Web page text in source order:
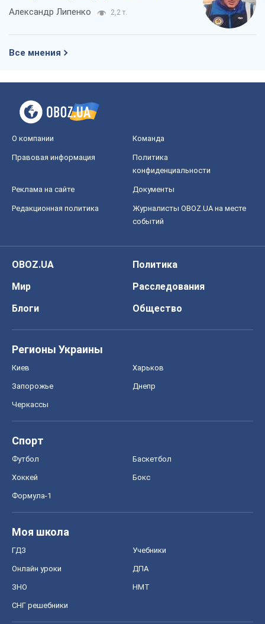
Александр Липенко 2,2 т.
Все мнения
О компании Команда
Правовая информация
Политика
конфиденциальности
Реклама на сайте Документы
Редакционная политика
Журналисты OBOZ.UA на месте
событий
OBOZ.UA
Политика
Мир
Расследования
Блоги
Общество
Регионы Украины
Киев Харьков
Запорожье Днепр
Черкассы
Спорт
Футбол Баскетбол
Хоккей Бокс
Формула-1
Моя школа
ГДЗ Учебники
Онлайн уроки ДПА
ЗНО НМТ
СНГ решебники